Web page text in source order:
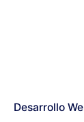
Desarrollo